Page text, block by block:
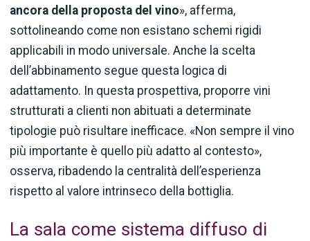
ancora della proposta del vino», afferma,
sottolineando come non esistano schemi rigidi
applicabili in modo universale. Anche la scelta
dell’abbinamento segue questa logica di
adattamento. In questa prospettiva, proporre vini
strutturati a clienti non abituati a determinate
tipologie può risultare inefficace. «Non sempre il vino
più importante è quello più adatto al contesto»,
osserva, ribadendo la centralità dell’esperienza
rispetto al valore intrinseco della bottiglia.
La sala come sistema diffuso di